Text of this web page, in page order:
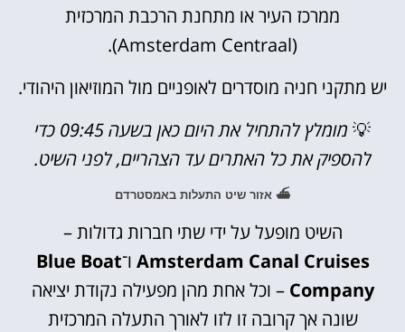
ממרכז העיר או מתחנת הרכבת המרכזית
(Amsterdam Centraal).
יש מתקני חניה מוסדרים לאופניים מול המוזיאון היהודי.
💡
מומלץ להתחיל את היום כאן בשעה 09:45 כדי
להספיק את כל האתרים עד הצהריים, לפני השיט.
⛴️ אזור שיט התעלות באמסטרדם
השיט מופעל על ידי שתי חברות גדולות –
Amsterdam Canal Cruises ו־Blue Boat
Company – וכל אחת מהן מפעילה נקודת יציאה
שונה אך קרובה זו לזו לאורך התעלה המרכזית